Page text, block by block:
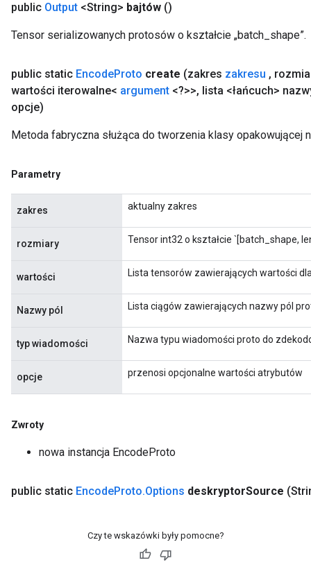
public Output <String> bajtów ()
Tensor serializowanych protosów o kształcie „batch_shape”.
public static EncodeProto create (zakres zakresu ,
wartości iterowalne< argument <?>>, lista <łańcuch>
opcje)
Metoda fabryczna służąca do tworzenia klasy opakowującej
Parametry
zakres aktualny zakres
rozmiary Tensor int32 o kształcie `[batch_shape,
wartości Lista tensorów zawierających wartości
Nazwy pól Lista ciągów zawierających nazwy pól
typ wiadomości Nazwa typu wiadomości proto do
opcje przenosi opcjonalne wartości atrybutów
Zwroty
nowa instancja EncodeProto
public static EncodeProto.Options deskryptorSource
Czy te wskazówki były pomocne?